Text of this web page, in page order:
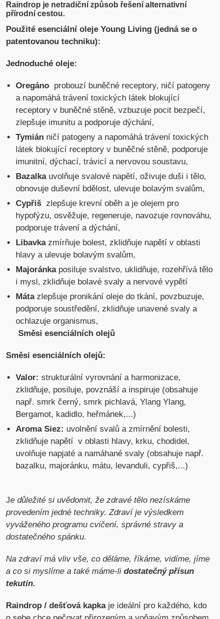
Raindrop je netradiční způsob řešení alternativní
přírodní cestou.
Použité esenciální oleje Young Living (jedná se o
patentovanou techniku):
Jednoduché oleje:
Oregáno probouzí buněčné receptory, ničí patogeny
a napomáhá trávení toxických látek blokující
receptory v buněčné stěně, vzbuzuje pocit bezpečí,
zlepšuje imunitu a podporuje dýchání,
Tymián ničí patogeny a napomáhá trávení toxických
látek blokující receptory v buněčné stěně, podporuje
imunitní, dýchací, trávicí a nervovou soustavu,
Bazalkauvolňuje svalové napětí, oživuje duši i tělo,
obnovuje duševní bdělost, ulevuje bolavým svalům,
Cypřiš zlepšuje krevní oběh a je olejem pro
hypofýzu, osvěžuje, regeneruje, navozuje rovnováhu,
podporuje trávení a dýchání,
Libavkazmírňuje bolest, zklidňuje napětí v oblasti
hlavy a ulevuje bolavým svalům,
Majoránkaposiluje svalstvo, uklidňuje, rozehřívá tělo
i mysl, zklidňuje bolavé svaly a nervové vypětí
Mátazlepšuje pronikání oleje do tkání, povzbuzuje,
podporuje soustředění, zklidňuje unavené svaly a
ochlazuje organismus,
Směsi esenciálních olejů
Směsi esenciálních olejů:
Valor: strukturální vyrovnání a harmonizace,
zklidňuje, posiluje, povznáší a inspiruje (obsahuje
např. smrk černý, smrk pichlavá, Ylang Ylang,
Bergamot, kadidlo, heřmánek,...)
Aroma Siez: uvolnění svalů a zmírnění bolesti,
zklidňuje napětí v oblasti hlavy, krku, chodidel,
uvolňuje napjaté a namáhané svaly (obsahuje např.
bazalku, majoránku, mátu, levanduli, cypřiš,...)
Je důležité si uvědomit, že zdravé tělo nezískáme
provedením jedné techniky. Zdraví je výsledkem
vyváženého programu cvičení, správné stravy a
dostatečného spánku.
Na zdraví má vliv vše, co děláme, říkáme, vidíme, jíme
a co si myslíme a také máme-lidostatečný přísun
tekutin.
Raindrop / dešťová kapkaje ideální pro každého, kdo